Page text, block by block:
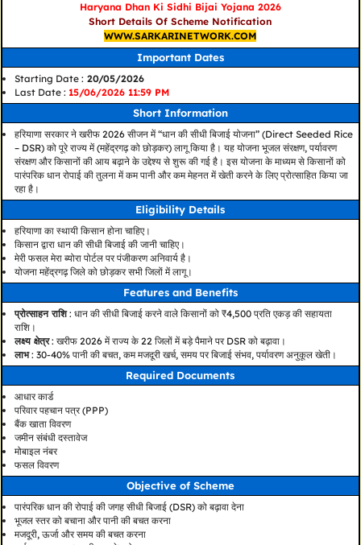
Haryana Dhan Ki Sidhi Bijai Yojana 2026
Short Details Of Scheme Notification
WWW.SARKARINETWORK.COM
Important Dates
Starting Date : 20/05/2026
Last Date : 15/06/2026 11:59 PM
Short Information
हरियाणा सरकार ने खरीफ 2026 सीजन में “धान की सीधी बिजाई योजना” (Direct Seeded Rice
– DSR) को पूरे राज्य में (महेंद्रगढ़ को छोड़कर) लागू किया है। यह योजना भूजल संरक्षण, पर्यावरण
संरक्षण और किसानों की आय बढ़ाने के उद्देश्य से शुरू की गई है। इस योजना के माध्यम से किसानों को
पारंपरिक धान रोपाई की तुलना में कम पानी और कम मेहनत में खेती करने के लिए प्रोत्साहित किया जा
रहा है।
Eligibility Details
हरियाणा का स्थायी किसान होना चाहिए।
किसान द्वारा धान की सीधी बिजाई की जानी चाहिए।
मेरी फसल मेरा ब्योरा पोर्टल पर पंजीकरण अनिवार्य है।
योजना महेंद्रगढ़ जिले को छोड़कर सभी जिलों में लागू।
Features and Benefits
प्रोत्साहन राशि: धान की सीधी बिजाई करने वाले किसानों को ₹4,500 प्रति एकड़ की सहायता
राशि।
लक्ष्य क्षेत्र: खरीफ 2026 में राज्य के 22 जिलों में बड़े पैमाने पर DSR को बढ़ावा।
लाभ: 30-40% पानी की बचत, कम मजदूरी खर्च, समय पर बिजाई संभव, पर्यावरण अनुकूल खेती।
Required Documents
आधार कार्ड
परिवार पहचान पत्र (PPP)
बैंक खाता विवरण
जमीन संबंधी दस्तावेज
मोबाइल नंबर
फसल विवरण
Objective of Scheme
पारंपरिक धान की रोपाई की जगह सीधी बिजाई (DSR) को बढ़ावा देना
भूजल स्तर को बचाना और पानी की बचत करना
मजदूरी, ऊर्जा और समय की बचत करना